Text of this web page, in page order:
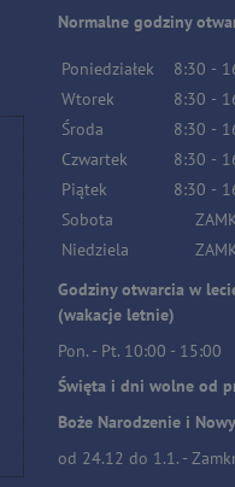
Normalne godziny
Poniedziałek 8:30 -
Wtorek
8:30 -
Środa
8:30 -
Czwartek
8:30 -
Piątek
8:30 -
Sobota
Niedziela
Godziny otwarcia w
(wakacje letnie)
Pon. - Pt. 10:00 - 15:00
Święta i dni wolne od
Boże Narodzenie i
od 24.12 do 1.1. -